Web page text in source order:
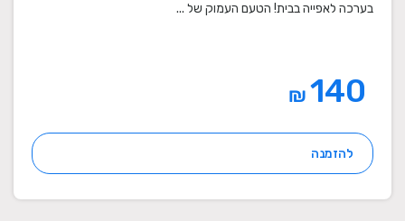
בערכה לאפייה בבית! הטעם העמוק של ...
₪
להזמנה